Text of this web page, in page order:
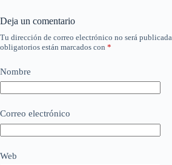
Deja un comentario
Tu dirección de correo electrónico no será publicada.
obligatorios están marcados con *
Nombre
Correo electrónico
Web